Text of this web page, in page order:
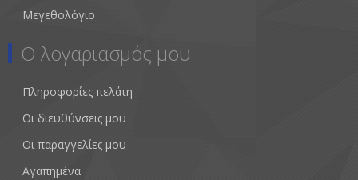
Μεγεθολόγιο
Ο λογαριασμός μου
Πληροφορίες πελάτη
Οι διευθύνσεις μου
Οι παραγγελίες μου
Αγαπημένα